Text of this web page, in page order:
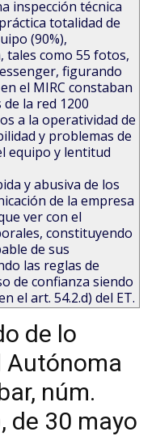
inspección técnica
totalidad de
(90%),
tales como 55 fotos,
figurando
el MIRC constaban
la red 1200
a la operatividad de
y problemas de
equipo y lentitud
y abusiva de los
de la empresa
ver con el
constituyendo
de sus
las reglas de
de confianza siendo
el art. 54.2.d) del ET.
de lo
Autónoma
núm.
de 30 mayo